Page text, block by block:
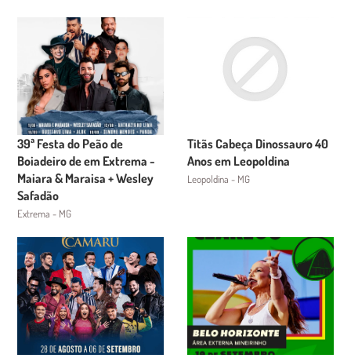
39ª Festa do Peão de
Boiadeiro de em Extrema -
Maiara & Maraisa + Wesley
Safadão
Extrema - MG
Titãs Cabeça Dinossauro 40
Anos em Leopoldina
Leopoldina - MG